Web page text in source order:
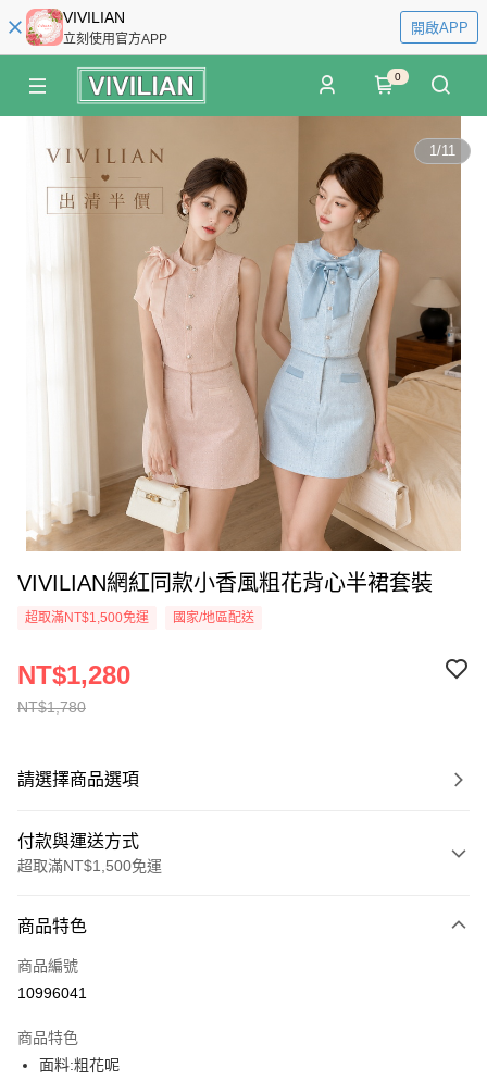
VIVILIAN
立刻使用官方APP
開啟APP
0
1/11
VIVILIAN網紅同款小香風粗花背心半裙套裝
超取滿NT$1,500免運 國家/地區配送
NT$1,780
NT$1,280
請選擇商品選項
付款與運送方式
超取滿NT$1,500免運
信用卡一次付款
信用卡分期付款
合作金庫商業銀行
華南商業銀行
超商取貨付款
商品特色
商品編號
10996041
商品特色
面料:粗花呢